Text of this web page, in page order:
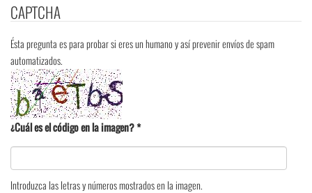
CAPTCHA
Ésta pregunta es para probar si eres un humano y así prevenir envíos de spam
automatizados.
¿Cuál es el código en la imagen?*
Introduzca las letras y números mostrados en la imagen.